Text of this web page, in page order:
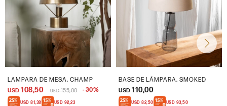
LAMPARA DE MESA, CHAMP
USD 108,50 USD 155,00 30
USD 81,38 USD 92,23
BASE DE LÁMPARA, SMOKED
USD 110,00
USD 82,50 USD 93,50